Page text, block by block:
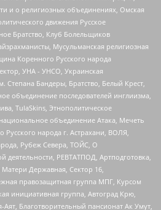
и о религиозных объединениях, Омская
движения Русское
Братство, Клуб Болельщиков
Мусульманская религиозная
Коренного Русского народа
УНА - УНСО, Украинская
Степана Бандеры, Братство, Белый Крест,
объединение последователей инглиизма,
TulaSkins, Этнополитическое
объединение Атака, Мечеть
народа г. Астрахани, ВОЛЯ,
Рубеж Севера, ТОЙС, О
деятельности, РЕВТАТПОД, Артподготовка,
Державная, Сектор 16,
правозащитная группа МПГ, Курсом
инициативная группа, Автоград Крю,
Аят, Благотворительный пансионат Ак Умут,